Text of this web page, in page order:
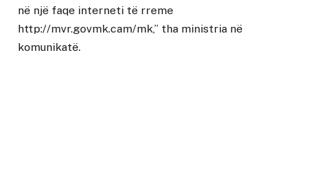
në një faqe interneti të rreme
http://mvr.govmk.cam/mk,” tha ministria në
komunikatë.